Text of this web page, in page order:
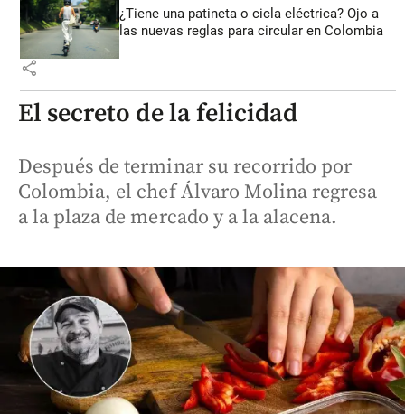
¿Tiene una patineta o cicla eléctrica? Ojo a
las nuevas reglas para circular en Colombia
share
El secreto de la felicidad
Después de terminar su recorrido por
Colombia, el chef Álvaro Molina regresa
a la plaza de mercado y a la alacena.